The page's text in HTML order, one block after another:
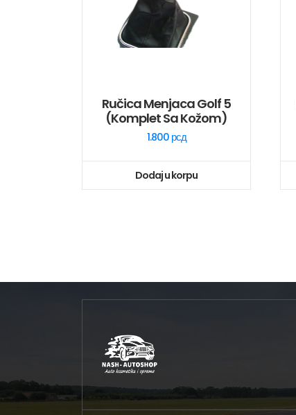
Ručica Menjaca Golf 5
(komplet Sa Kožom)
1.800 рсд
Dodaj u korpu